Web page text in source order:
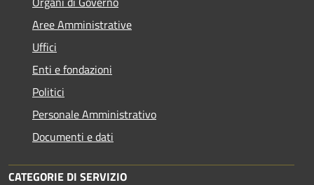
Aree Amministrative
Uffici
Enti e fondazioni
Politici
Personale Amministrativo
Documenti e dati
CATEGORIE DI SERVIZIO